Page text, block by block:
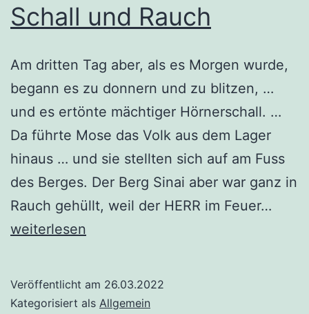
Schall und Rauch
Am dritten Tag aber, als es Morgen wurde,
begann es zu donnern und zu blitzen, …
und es ertönte mächtiger Hörnerschall. …
Da führte Mose das Volk aus dem Lager
hinaus … und sie stellten sich auf am Fuss
des Berges. Der Berg Sinai aber war ganz in
Rauch gehüllt, weil der HERR im Feuer…
weiterlesen
Veröffentlicht am 26.03.2022
Kategorisiert als Allgemein